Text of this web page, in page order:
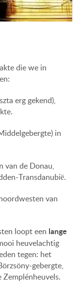
die we in
erg gekend),
in
van de Donau,
Transdanubië.
van
loopt een lange
heuvelachtig
tegen: het
gebergte,